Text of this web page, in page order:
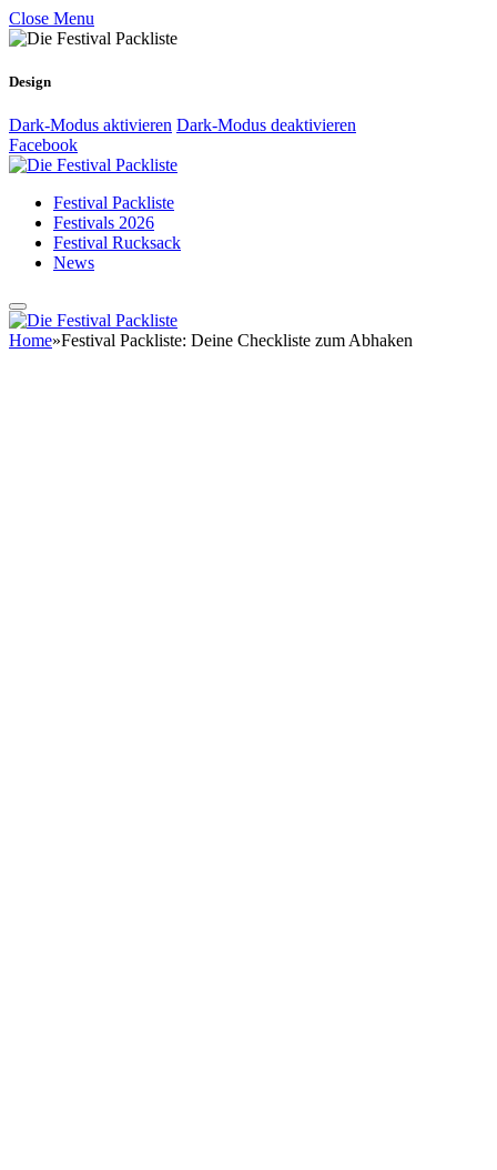
Close Menu
Design
Dark-Modus aktivieren Dark-Modus deaktivieren
Facebook
Festival Packliste
Festivals 2026
Festival Rucksack
News
Home»Festival Packliste: Deine Checkliste zum Abhaken